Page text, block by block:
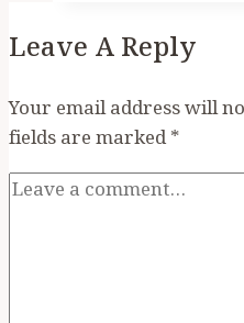
Leave A Reply
Your email address will
fields are marked*